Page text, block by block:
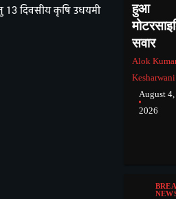
13 दिवसीय कृषि उधयमी
हुआ
सवार
Alok
Kesharwani
August 4,
2026